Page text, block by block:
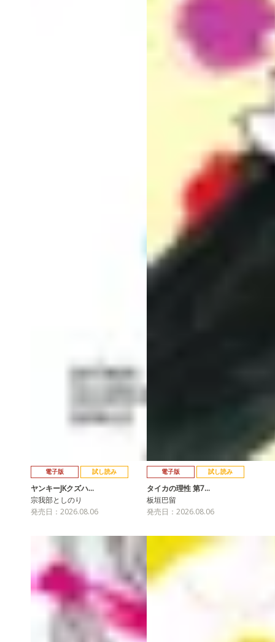
電子版 試し読み
ヤンキーJKクズハ…
宗我部としのり
発売日：2026.08.06
電子版 試し読み
タイカの理性 第7…
板垣巴留
発売日：2026.08.06